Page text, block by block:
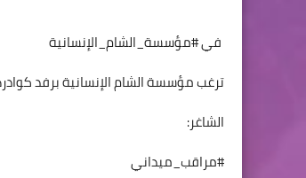
في #مؤسسة_الشام_الإنسانية
ترغب مؤسسة الشام الإنسانية برفد
الشاغر:
#مراقب_ميداني